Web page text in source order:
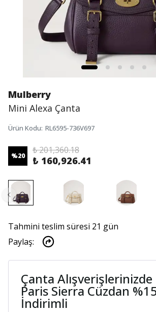
Mulberry
Mini Alexa Çanta
Ürün Kodu: RL6595-736V697
%20
₺ 201,360.18
₺ 160,926.41
Tahmini teslim süresi 21 gün
Paylaş:
Çanta Alışverişlerinizde
Paris Sierra Cüzdan
İndirimli